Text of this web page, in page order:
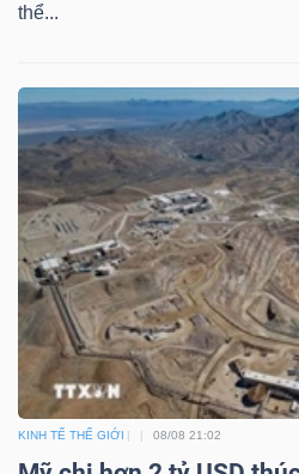
thể...
KINH TẾ THẾ GIỚI 08/08 21:02
chính
Công
cụ
đầu
tư